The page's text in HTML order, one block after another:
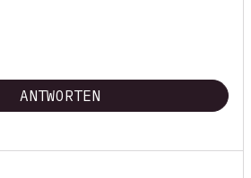
ANTWORTEN